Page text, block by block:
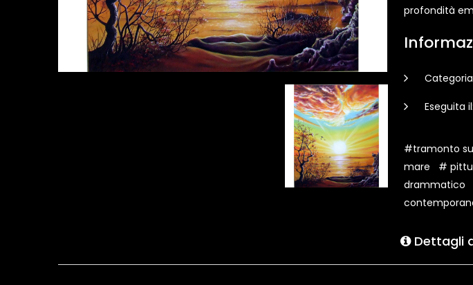
profondità
Eseguita il:
#tramonto
mare
#
drammatico
Dettagli